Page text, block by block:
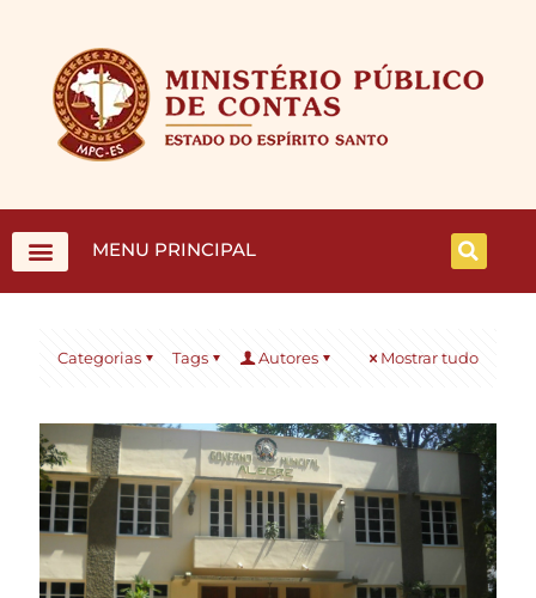
MENU PRINCIPAL
Categorias Tags Autores Mostrar tudo